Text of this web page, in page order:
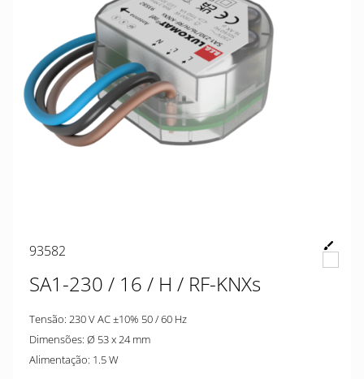
93582
SA1-230 / 16 / H / RF-KNXs
Tensão: 230 V AC ±10% 50 / 60 Hz
Dimensões: Ø 53 x 24 mm
Alimentação: 1.5 W